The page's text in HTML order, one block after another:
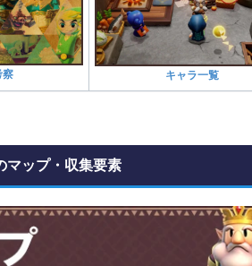
察 キャラ一覧
マップ・収集要素